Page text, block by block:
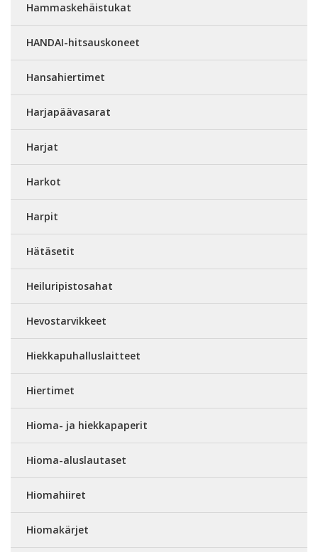
Hammaskehäistukat
HANDAI-hitsauskoneet
Hansahiertimet
Harjapäävasarat
Harjat
Harkot
Harpit
Hätäsetit
Heiluripistosahat
Hevostarvikkeet
Hiekkapuhalluslaitteet
Hiertimet
Hioma- ja hiekkapaperit
Hioma-aluslautaset
Hiomahiiret
Hiomakärjet